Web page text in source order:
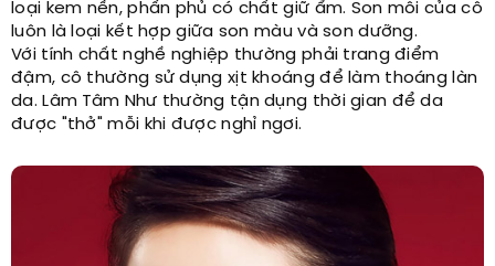
loại kem nền, phấn phủ có chất giữ ẩm. Son môi của cô
luôn là loại kết hợp giữa son màu và son dưỡng.
Với tính chất nghề nghiệp thường phải trang điểm
đậm, cô thường sử dụng xịt khoáng để làm thoáng làn
da. Lâm Tâm Như thường tận dụng thời gian để da
được "thở" mỗi khi được nghỉ ngơi.